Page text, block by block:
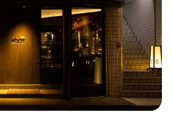
週2日からOK